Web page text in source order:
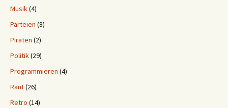
Musik(4)
Parteien (8)
Piraten (2)
Politik(29)
Programmieren (4)
Rant(26)
Retro (14)